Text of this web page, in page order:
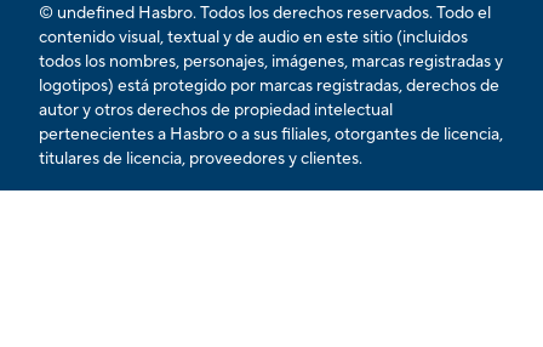
© undefined Hasbro. Todos los derechos reservados. Todo el
contenido visual, textual y de audio en este sitio (incluidos
todos los nombres, personajes, imágenes, marcas registradas y
logotipos) está protegido por marcas registradas, derechos de
autor y otros derechos de propiedad intelectual
pertenecientes a Hasbro o a sus filiales, otorgantes de licencia,
titulares de licencia, proveedores y clientes.